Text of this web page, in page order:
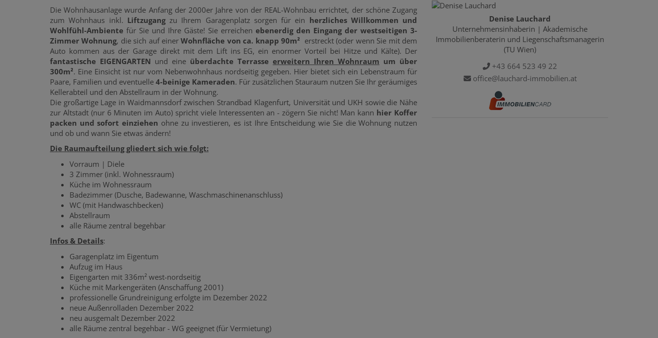
Die Wohnhausanlage wurde Anfang der 2000er Jahre von der REAL-Wohnbau errichtet, der schöne Zugang
zum Wohnhaus inkl. Liftzugang zu Ihrem Garagenplatz sorgen für ein herzliches Willkommen und
Wohlfühl-Ambiente für Sie und Ihre Gäste! Sie erreichen ebenerdig den Eingang der westseitigen 3-
Zimmer Wohnung, die sich auf einerWohnfläche von ca. knapp 90m² erstreckt (oder wenn Sie mit dem
Auto kommen aus der Garage direkt mit dem Lift ins EG, ein enormer Vorteil bei Hitze und Kälte). Der
fantastische EIGENGARTEN und eine überdachte Terrasse erweitern Ihren Wohnraum um über
300m². Eine Einsicht ist nur vom Nebenwohnhaus nordseitig gegeben. Hier bietet sich ein Lebenstraum für
Paare, Familien und eventuelle 4-beinige Kameraden. Für zusätzlichen Stauraum nutzen Sie Ihr geräumiges
Kellerabteil und den Abstellraum in der Wohnung.
Die großartige Lage in Waidmannsdorf zwischen Strandbad Klagenfurt, Universität und UKH sowie die Nähe
zur Altstadt (nur 6 Minuten im Auto) spricht viele Interessenten an - zögern Sie nicht! Man kann hier Koffer
packen und sofort einziehen ohne zu investieren, es ist Ihre Entscheidung wie Sie die Wohnung nutzen
und ob und wann Sie etwas ändern!
Die Raumaufteilung gliedert sich wie folgt:
Vorraum | Diele
3 Zimmer (inkl. Wohnessraum)
Küche im Wohnessraum
Badezimmer (Dusche, Badewanne, Waschmaschinenanschluss)
WC (mit Handwaschbecken)
Abstellraum
alle Räume zentral begehbar
Infos & Details:
Garagenplatz im Eigentum
Aufzug im Haus
Eigengarten mit 336m² west-nordseitig
Küche mit Markengeräten (Anschaffung 2001)
professionelle Grundreinigung erfolgte im Dezember 2022
neue Außenrolladen Dezember 2022
neu ausgemalt Dezember 2022
alle Räume zentral begehbar - WG geeignet (für Vermietung)
Denise Lauchard
Unternehmensinhaberin | Akademische
Immobilienberaterin und Liegenschaftsmanagerin
(TU Wien)
+43 664 523 49 22
office@lauchard-immobilien.at